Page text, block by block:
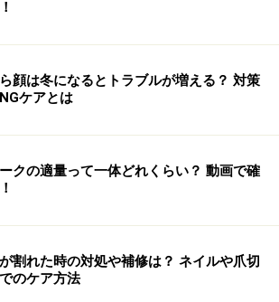
顔は冬になるとトラブルが増える？ 対策
ケアとは
クの適量って一体どれくらい？ 動画で確
割れた時の対処や補修は？ ネイルや爪切
のケア方法